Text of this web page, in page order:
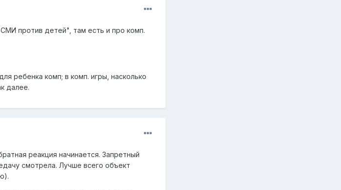
против детей", там есть и про комп.
ребенка комп; в комп. игры, насколько
далее.
реакция начинается. Запретный
смотрела. Лучше всего объект